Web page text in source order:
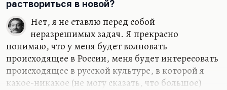
И…
раствориться в новой?
Нет, я не ставлю перед собой
неразрешимых задач. Я прекрасно
понимаю, что у меня будет волновать
происходящее в России, меня будет интересовать
происходящее в русской культуре, в которой я
какое-никакое (не могу сказать, что большое)